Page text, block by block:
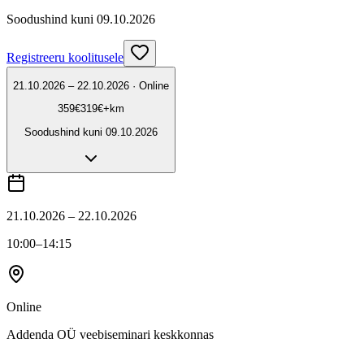
Soodushind kuni 09.10.2026
Registreeru koolitusele
21.10.2026 – 22.10.2026 · Online
359€319€+km
Soodushind kuni 09.10.2026
21.10.2026 – 22.10.2026
10:00–14:15
Online
Addenda OÜ veebiseminari keskkonnas